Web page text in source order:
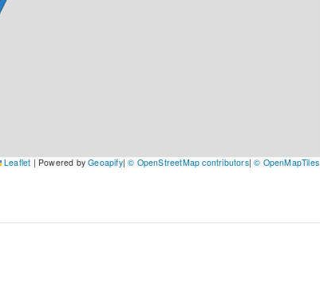
Leaflet | Powered byGeoapify|© OpenStreetMap contributors|© OpenMapTiles